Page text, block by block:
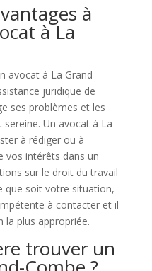
à
à La
avocat à La Grand-
juridique de
ses problèmes et les
Un avocat à La
à rédiger ou à
vos intérêts dans un
sur le droit du travail
que soit votre situation,
à contacter et il
la plus appropriée.
trouver un